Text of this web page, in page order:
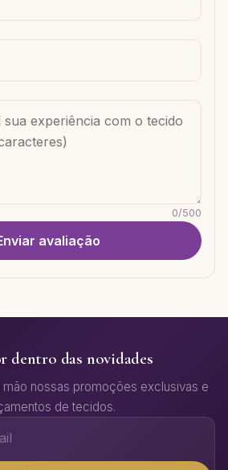
0/500
avaliação
dentro das novidades
mão nossas promoções exclusivas e
de tecidos.